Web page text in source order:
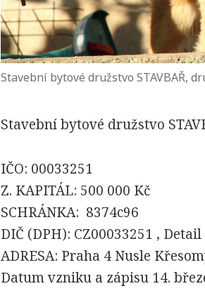
Stavební bytové družstvo STAVBAŘ,
Stavební bytové družstvo
IČO: 00033251
Z. KAPITÁL: 500 000 Kč
SCHRÁNKA: 8374c96
DIČ (DPH): CZ00033251 ,
ADRESA: Praha 4 Nusle
Datum vzniku a zápisu 14.